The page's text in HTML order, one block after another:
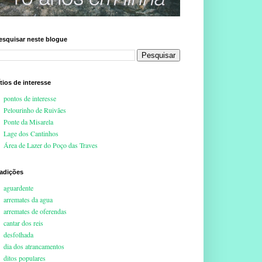
neste blogue
de interesse
pontos de interesse
Pelourinho de Ruivães
Ponte da Misarela
Lage dos Cantinhos
Área de Lazer do Poço das Traves
aguardente
arremates da agua
arremates de oferendas
cantar dos reis
desfolhada
dia dos atrancamentos
ditos populares